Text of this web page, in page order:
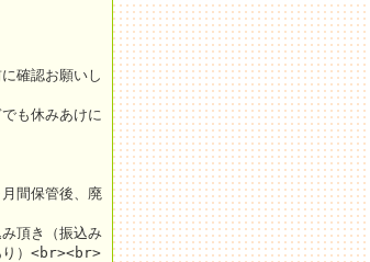
確認お願いし
も休みあけに
間保管後、廃
頂き（振込み
り）<br><br>